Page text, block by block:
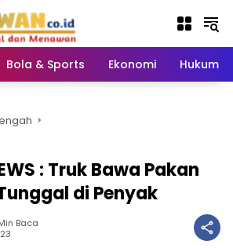
Bola & Sports Ekonomi Hukum
: Truk Bawa Pakan
di Penyak
Baca